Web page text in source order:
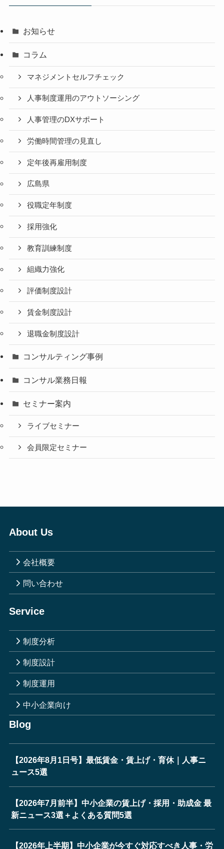
お知らせ
コラム
マネジメントセルフチェック
人事制度運用のアウトソーシング
人事管理のDXサポート
労働時間管理の見直し
定年後再雇用制度
広島県
役職定年制度
採用強化
教育訓練制度
組織力強化
評価制度設計
賃金制度設計
退職金制度設計
コンサルティング事例
コンサル業務日報
セミナー案内
ライブセミナー
会員限定セミナー
About Us
会社概要
問い合わせ
Service
制度分析
制度設計
制度運用
中小企業向け
Blog
【2026年8月1日号】最低賃金・賃上げ・育休｜人事ニ
ュース5選
【2026年7月前半】中小企業の賃上げ・採用・助成金 最
新ニュース3選＋よくある質問5選
【2026年上半期】中小企業が今すぐ対応すべき人事・労